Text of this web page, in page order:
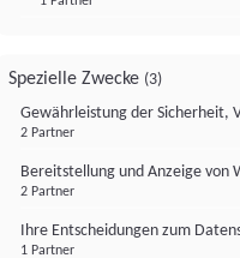
Spezielle Zwecke (3)
Gewährleistung der Sicherheit,
2 Partner
Bereitstellung und Anzeige von
2 Partner
Ihre Entscheidungen zum
1 Partner